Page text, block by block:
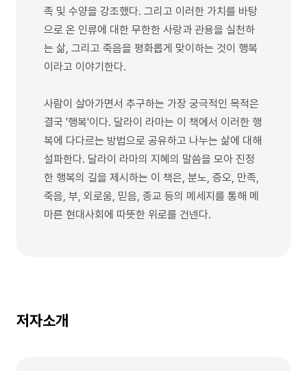
족 및 수양을 강조했다. 그리고 이러한 가치를 바탕
으로 온 인류에 대한 무한한 사랑과 관용을 실천하
는 삶, 그리고 죽음을 평화롭게 맞이하는 것이 행복
이라고 이야기한다.
사람이 살아가면서 추구하는 가장 궁극적인 목적은
결국 '행복'이다. 달라이 라마는 이 책에서 이러한 행
복에 다다르는 방법으로 공유하고 나누는 삶에 대해
설파한다. 달라이 라마의 지혜의 말씀을 모아 진정
한 행복의 길을 제시하는 이 책은, 분노, 증오, 만족,
죽음, 부, 외로움, 믿음, 종교 등의 메세지를 통해 메
마른 현대사회에 따뜻한 위로를 건넨다.
저자소개